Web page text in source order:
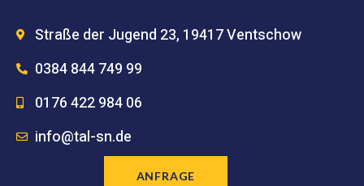
Straße der Jugend 23, 19417 Ventschow
0384 844 749 99
0176 422 984 06
info@tal-sn.de
ANFRAGE